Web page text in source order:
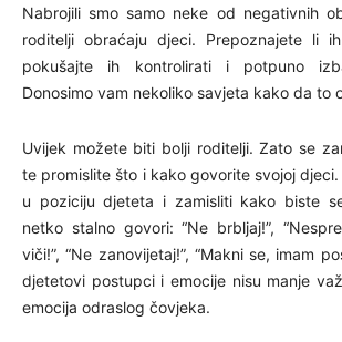
Nabrojili smo samo neke od negativnih
roditelji obraćaju djeci. Prepoznajete li
pokušajte ih kontrolirati i potpuno
Donosimo vam nekoliko savjeta kako da to
Uvijek možete biti bolji roditelji. Zato se
te promislite što i kako govorite svojoj
u poziciju djeteta i zamisliti kako biste
netko stalno govori: “Ne brbljaj!”,
viči!”, “Ne zanovijetaj!”, “Makni se, imam
djetetovi postupci i emocije nisu manje
emocija odraslog čovjeka.